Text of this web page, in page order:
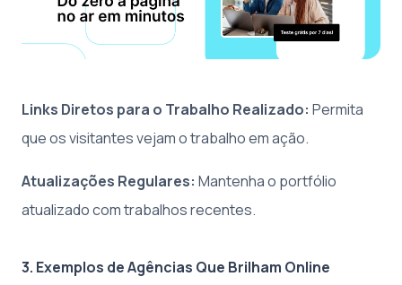
Links Diretos para o Trabalho Realizado: Permita
que os visitantes vejam o trabalho em ação.
Atualizações Regulares: Mantenha o portfólio
atualizado com trabalhos recentes.
3. Exemplos de Agências Que Brilham Online